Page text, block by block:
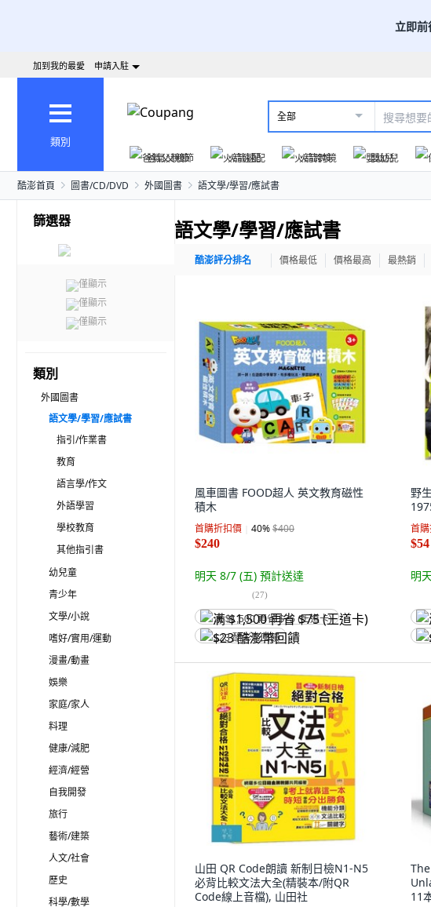
立即
加到我的最愛 申請入駐
類別
全部
爸氣父親節
火箭速配 火箭跨境 嬰幼兒
酷澎首頁 圖書/CD/DVD 外國圖書 語文學/學習/應試書
篩選器
僅顯示
僅顯示
僅顯示
類別
外國圖書
語文學/學習/應試書
指引/作業書
教育
語言學/作文
外語學習
學校教育
其他指引書
幼兒童
青少年
文學/小說
嗜好/實用/運動
漫畫/動畫
娛樂
家庭/家人
料理
健康/減肥
經濟/經營
自我開發
旅行
藝術/建築
人文/社會
歷史
科學/數學
語文學/學習/應試書
酷澎評分排名 價格最低 價格最高 最熱銷
風車圖書 FOOD超人 英文教育磁性
積木
首購折扣價 40%$400
$240
明天 8/7 (五) 預計送達
(27)
满 $1,500 再省 $75 (王道卡)
$23 酷澎幣回饋
野
首
$54
明
山田 QR Code朗讀 新制日檢N1-N5
必背比較文法大全(精裝本/附QR
Code線上音檔), 山田社
11